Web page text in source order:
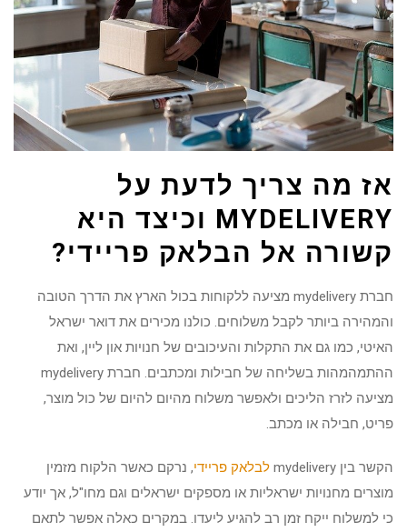
אז מה צריך לדעת על
MYDELIVERYוכיצד היא
קשורה אל הבלאק פריידי?
חברת mydelivery מציעה ללקוחות בכול הארץ את הדרך הטובה
והמהירה ביותר לקבל משלוחים. כולנו מכירים את דואר ישראל
האיטי, כמו גם את התקלות והעיכובים של חנויות און ליין, ואת
ההתמהמהות בשליחה של חבילות ומכתבים. חברת mydelivery
מציעה לזרז הליכים ולאפשר משלוח מהיום להיום של כול מוצר,
פריט, חבילה או מכתב.
הקשר בין mydelivery לבלאק פריידי, נרקם כאשר הלקוח מזמין
מוצרים מחנויות ישראליות או מספקים ישראלים וגם מחו"ל, אך יודע
כי למשלוח ייקח זמן רב להגיע ליעדו. במקרים כאלה אפשר לתאם